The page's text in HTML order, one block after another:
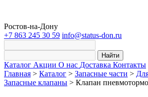
Ростов-на-Дону
+7 863 245 30 59 info@status-don.ru
Найти
Каталог Акции О нас Доставка Контакты
Главная > Каталог > Запасные части >
Запасные клапаны > Клапан